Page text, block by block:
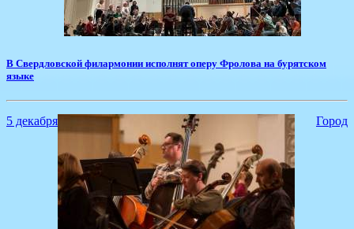
​В Свердловской филармонии исполнят оперу Фролова на бурятском
языке
5 декабря Город